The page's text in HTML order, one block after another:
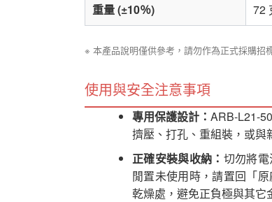
重量 (±10％)
72
※ 本產品說明僅供參考，請勿作為正式採購招
使用與安全注意事項
專用保護設計：ARB-L21-
擠壓、打孔、重組裝，或與
正確安裝與收納： 切勿將
閒置未使用時，請置回「
乾燥處，避免正負極與其它